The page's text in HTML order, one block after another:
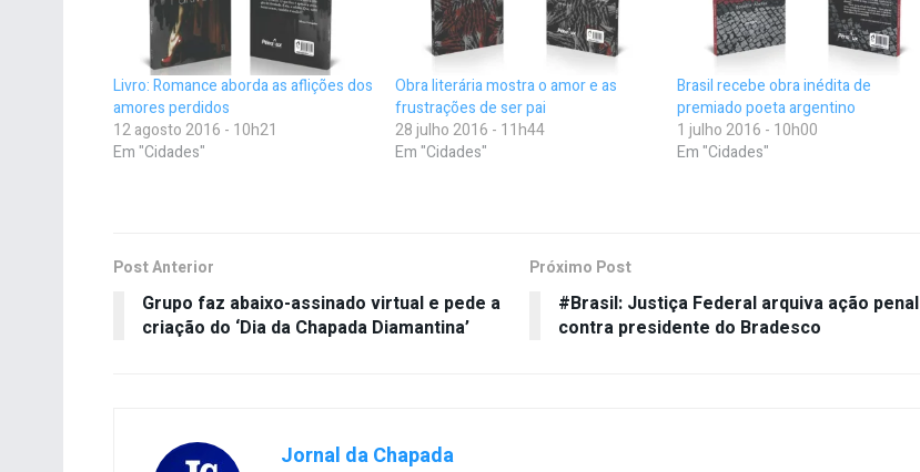
Livro: Romance aborda as aflições dos
amores perdidos
12 agosto 2016 - 10h21
Em "Cidades"
Obra literária mostra o amor e as
frustrações de ser pai
28 julho 2016 - 11h44
Em "Cidades"
Brasil recebe obra inédita de
premiado poeta argentino
1 julho 2016 - 10h00
Em "Cidades"
Post Anterior
Grupo faz abaixo-assinado virtual e pede a
criação do ‘Dia da Chapada Diamantina’
Próximo Post
#Brasil: Justiça Federal arquiva ação penal
contra presidente do Bradesco
Jornal da Chapada